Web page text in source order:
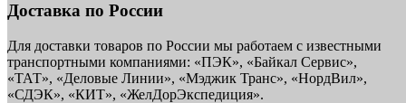
Доставка по России
Для доставки товаров по России мы работаем с известными
транспортными компаниями: «ПЭК», «Байкал Сервис»,
«ТАТ», «Деловые Линии», «Мэджик Транс», «НордВил»,
«СДЭК», «КИТ», «ЖелДорЭкспедиция».